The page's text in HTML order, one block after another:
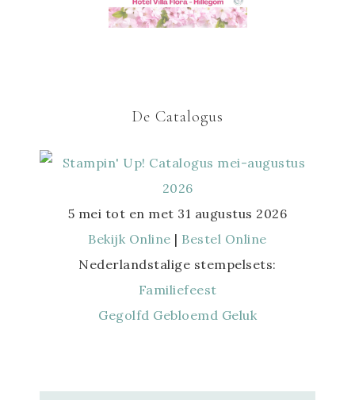
De Catalogus
5 mei tot en met 31 augustus 2026
Bekijk Online | Bestel Online
Nederlandstalige stempelsets:
Familiefeest
Gegolfd Gebloemd Geluk